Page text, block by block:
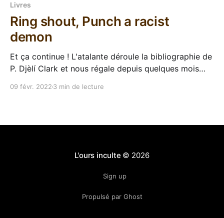
Livres
Ring shout, Punch a racist
demon
Et ça continue ! L'atalante déroule la bibliographie de
P. Djèlí Clark et nous régale depuis quelques mois
09 févr. 2022 3 min de lecture
L'ours inculte © 2026
Sign up
Propulsé par Ghost